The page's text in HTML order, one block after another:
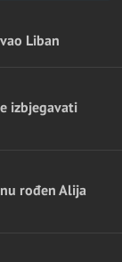
Liban
izbjegavati
rođen Alija